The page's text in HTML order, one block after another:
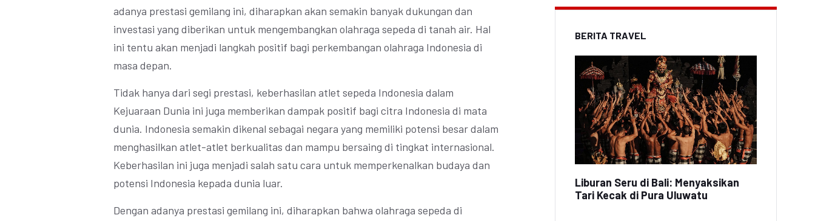
adanya prestasi gemilang ini, diharapkan akan semakin banyak dukungan dan
investasi yang diberikan untuk mengembangkan olahraga sepeda di tanah air. Hal
ini tentu akan menjadi langkah positif bagi perkembangan olahraga Indonesia di
masa depan.
Tidak hanya dari segi prestasi, keberhasilan atlet sepeda Indonesia dalam
Kejuaraan Dunia ini juga memberikan dampak positif bagi citra Indonesia di mata
dunia. Indonesia semakin dikenal sebagai negara yang memiliki potensi besar dalam
menghasilkan atlet-atlet berkualitas dan mampu bersaing di tingkat internasional.
Keberhasilan ini juga menjadi salah satu cara untuk memperkenalkan budaya dan
potensi Indonesia kepada dunia luar.
Dengan adanya prestasi gemilang ini, diharapkan bahwa olahraga sepeda di
BERITA TRAVEL
Liburan Seru di Bali: Menyaksikan
Tari Kecak di Pura Uluwatu